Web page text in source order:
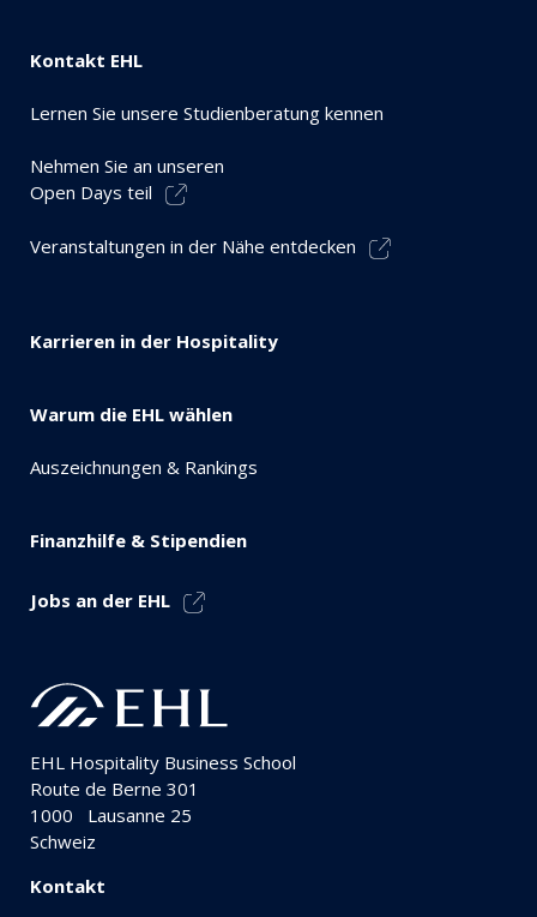
Kontakt EHL
Lernen Sie unsere Studienberatung kennen
Nehmen Sie an unseren
Open Days teil
Veranstaltungen in der Nähe entdecken
Karrieren in der Hospitality
Warum die EHL wählen
Auszeichnungen & Rankings
Finanzhilfe & Stipendien
Jobs an der EHL
EHL Hospitality Business School
Route de Berne 301
1000
Lausanne 25
Schweiz
Kontakt